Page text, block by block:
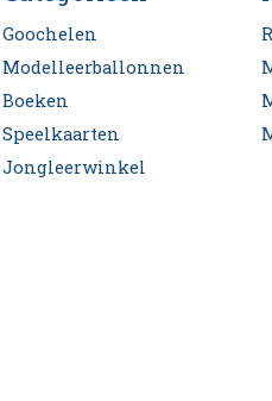
Goochelen
Modelleerballonnen
Boeken
Speelkaarten
Jongleerwinkel